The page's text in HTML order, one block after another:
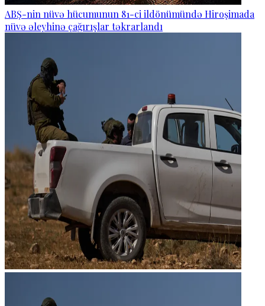
ABŞ-nin nüvə hücumunun 81-ci ildönümündə Hiroşimada
nüvə əleyhinə çağırışlar təkrarlandı